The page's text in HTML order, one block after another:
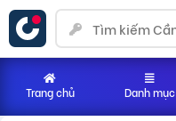
Trang chủ Danh mục